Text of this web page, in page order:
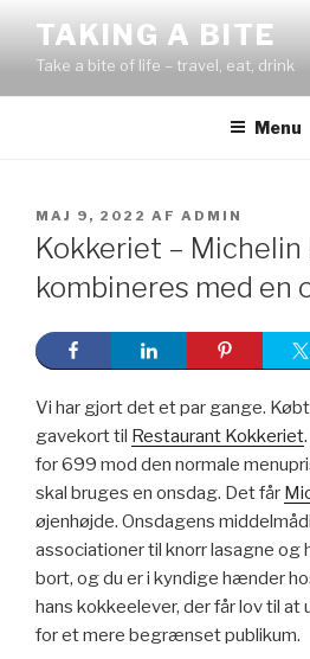
indhold
TAKING A BITE
Take a bite of life – travel, eat, drink
Menu
UDGIVET
DEN
MAJ 9, 2022 AF ADMIN
Kokkeriet – Michelin
kombineres med en
Vi har gjort det et par gange.
gavekort til Restaurant Kokkeriet
for 699 mod den normale
skal bruges en onsdag. Det får
øjenhøjde. Onsdagens
associationer til knorr lasagne
bort, og du er i kyndige hænder
hans kokkeelever, der får lov til
for et mere begrænset publikum.